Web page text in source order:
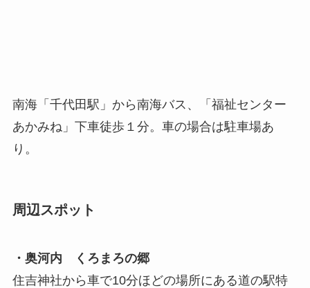
南海「千代田駅」から南海バス、「福祉センター
あかみね」下車徒歩１分。車の場合は駐車場あ
り。
周辺スポット
・奥河内 くろまろの郷
住吉神社から車で10分ほどの場所にある道の駅特